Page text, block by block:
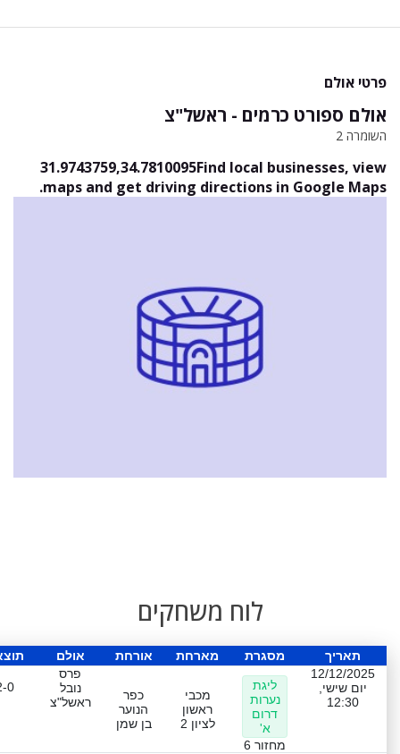
פרטי אולם
אולם ספורט כרמים - ראשל"צ
השומרה 2
31.9743759,34.7810095Find local businesses, view
maps and get driving directions in Google Maps.
לוח משחקים
תאריך מסגרת מארחת אורחת אולם
12/12/2025
יום שישי,
12:30
ליגת
נערות
דרום
א'
מחזור 6
מכבי
ראשון
לציון 2
כפר
הנוער
בן שמן
פרס
נובל
ראשל"צ
0